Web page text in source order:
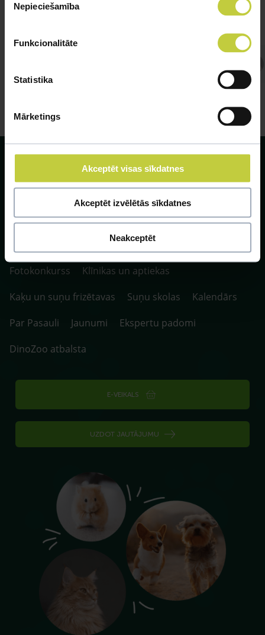
izvēle
Nepieciešamība
Funkcionalitāte
Statistika
Mārketings
Akceptēt visas sīkdatnes
Akceptēt izvēlētās sīkdatnes
Neakceptēt
SIA ZOO Centrs, LV40003622166,
Vienības gatve 109, Rīga, Latvija, LV-1058.
P. 10:00-20:00 / S.SV. 10:00-16:00
Fotokonkurss
Klīnikas un aptiekas
Kaķu un suņu frizētavas
Suņu skolas
Kalendārs
Par Pasauli
Jaunumi
Ekspertu padomi
DinoZoo atbalsta
E-VEIKALS
UZDOT JAUTĀJUMU